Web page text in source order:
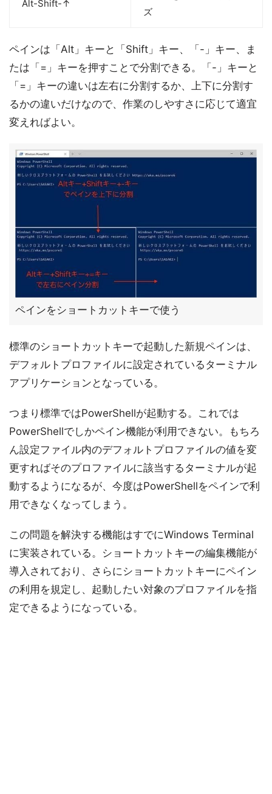
Alt-Shift-↑
ズ
ペインは「Alt」キーと「Shift」キー、「-」キー、ま
たは「=」キーを押すことで分割できる。「-」キーと
「=」キーの違いは左右に分割するか、上下に分割す
るかの違いだけなので、作業のしやすさに応じて適宜
変えればよい。
ペインをショートカットキーで使う
標準のショートカットキーで起動した新規ペインは、
デフォルトプロファイルに設定されているターミナル
アプリケーションとなっている。
つまり標準ではPowerShellが起動する。これでは
PowerShellでしかペイン機能が利用できない。もちろ
ん設定ファイル内のデフォルトプロファイルの値を変
更すればそのプロファイルに該当するターミナルが起
動するようになるが、今度はPowerShellをペインで利
用できなくなってしまう。
この問題を解決する機能はすでにWindows Terminal
に実装されている。ショートカットキーの編集機能が
導入されており、さらにショートカットキーにペイン
の利用を規定し、起動したい対象のプロファイルを指
定できるようになっている。